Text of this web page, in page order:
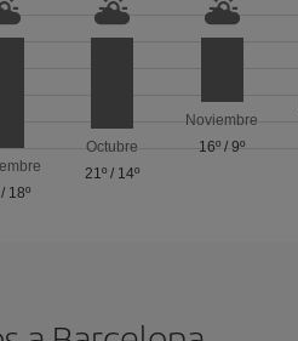
18º
Octubre
21º / 14º
Noviembre
16º /9º